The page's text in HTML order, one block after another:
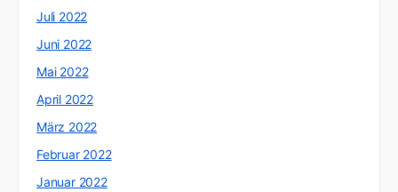
Juli 2022
Juni 2022
Mai 2022
April 2022
März 2022
Februar 2022
Januar 2022